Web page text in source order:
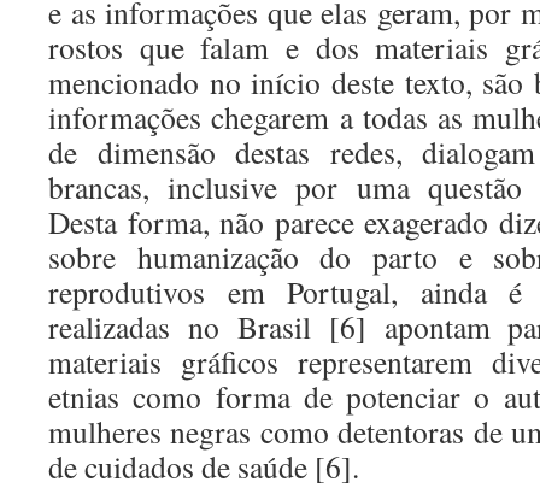
e as informações que elas geram, por
rostos que falam e dos materiais
mencionado no início deste texto, são
informações chegarem a todas as
de dimensão destas redes,
brancas, inclusive por uma questão
Desta forma, não parece exagerado
sobre humanização do parto e
reprodutivos em Portugal, ainda é
realizadas no Brasil [6] apontam
materiais gráficos representarem
etnias como forma de potenciar o
mulheres negras como detentoras de
de cuidados de saúde [6].